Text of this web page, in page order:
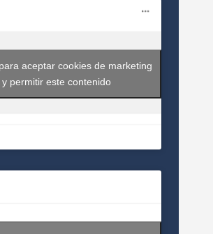
aceptar cookies de marketing
y permitir este contenido